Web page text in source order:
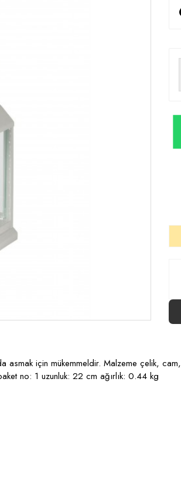
asmak için mükemmeldir. Malzeme çelik,
no: 1 uzunluk: 22 cm ağırlık: 0.44 kg